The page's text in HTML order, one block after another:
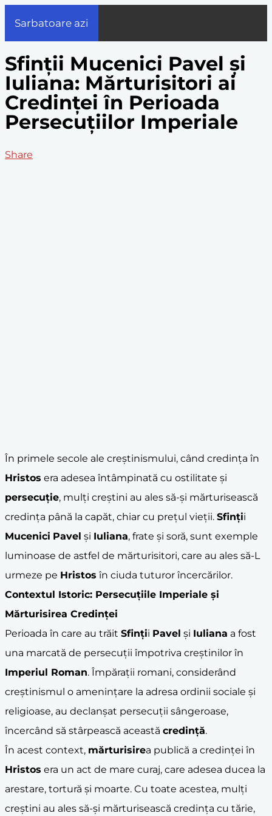
Sarbatoare azi
Sfinții Mucenici Pavel și
Iuliana: Mărturisitori ai
Credinței în Perioada
Persecuțiilor Imperiale
Share
În primele secole ale creștinismului, când credința în
Hristos era adesea întâmpinată cu ostilitate și
persecuție, mulți creștini au ales să-și mărturisească
credința până la capăt, chiar cu prețul vieții. Sfinții
Mucenici Pavel și Iuliana, frate și soră, sunt exemple
luminoase de astfel de mărturisitori, care au ales să-L
urmeze pe Hristos în ciuda tuturor încercărilor.
Contextul Istoric: Persecuțiile Imperiale și
Mărturisirea Credinței
Perioada în care au trăit Sfinții Pavel și Iuliana a fost
una marcată de persecuții împotriva creștinilor în
Imperiul Roman. Împărații romani, considerând
creștinismul o amenințare la adresa ordinii sociale și
religioase, au declanșat persecuții sângeroase,
încercând să stârpească această credință.
În acest context, mărturisirea publică a credinței în
Hristos era un act de mare curaj, care adesea ducea la
arestare, tortură și moarte. Cu toate acestea, mulți
creștini au ales să-și mărturisească credința cu tărie,